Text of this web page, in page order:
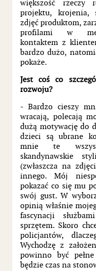
większość rzeczy
projektu, krojenia,
zdjęć produktom,
profilami w
kontaktem z
bardzo dużo,
pokaże.
Jest coś co
rozwoju?
- Bardzo cieszy
wracają, polecają
dużą motywację do
dzieci są ubrane
mnie te
skandynawskie
(zwłaszcza na
innego. Mój
pokazać co się mu
swój gust. W
opinią właśnie
fascynacji
sprzętem. Skoro
policjantów,
Wychodzę z
powinno być
będzie czas na